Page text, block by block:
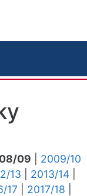
09
2009/10
13 2013/14
17 2017/18